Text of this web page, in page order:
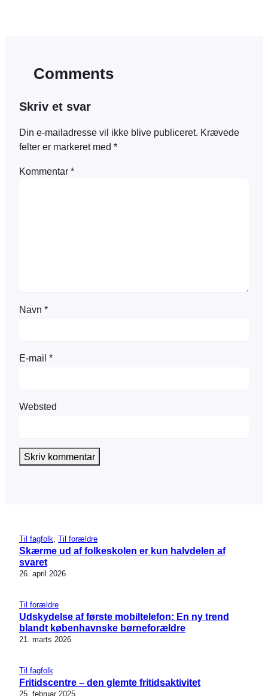
Comments
Skriv et svar
Din e-mailadresse vil ikke blive publiceret. Krævede
felter er markeret med *
Kommentar *
Navn *
E-mail *
Websted
Til fagfolk Til forældre
Skærme ud af folkeskolen er kun halvdelen af
svaret
26. april 2026
Til forældre
Udskydelse af første mobiltelefon: En ny trend
blandt københavnske børneforældre
21. marts 2026
Til fagfolk
Fritidscentre – den glemte fritidsaktivitet
25. februar 2025